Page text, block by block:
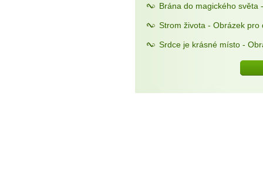
Brána do magického světa
Strom života - Obrázek pro
Srdce je krásné místo -